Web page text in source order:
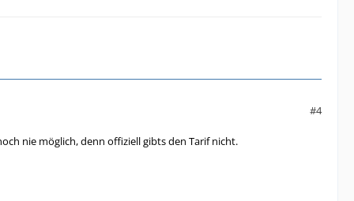
#4
nie möglich, denn offiziell gibts den Tarif nicht.